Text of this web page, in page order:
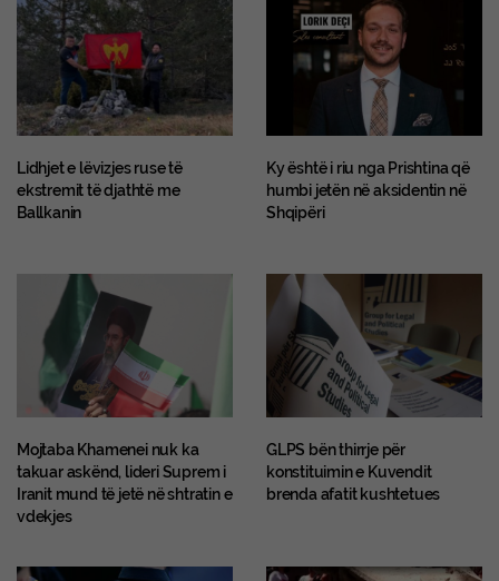
Lidhjet e lëvizjes ruse të
ekstremit të djathtë me
Ballkanin
Ky është i riu nga Prishtina që
humbi jetën në aksidentin në
Shqipëri
Mojtaba Khamenei nuk ka
takuar askënd, lideri Suprem i
Iranit mund të jetë në shtratin e
vdekjes
GLPS bën thirrje për
konstituimin e Kuvendit
brenda afatit kushtetues